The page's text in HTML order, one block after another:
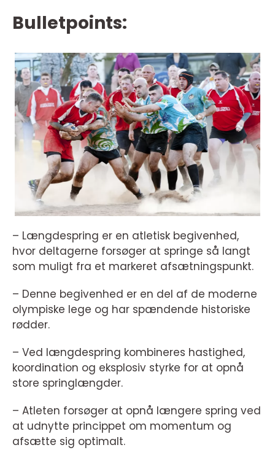
Bulletpoints:
– Længdespring er en atletisk begivenhed,
hvor deltagerne forsøger at springe så langt
som muligt fra et markeret afsætningspunkt.
– Denne begivenhed er en del af de moderne
olympiske lege og har spændende historiske
rødder.
– Ved længdespring kombineres hastighed,
koordination og eksplosiv styrke for at opnå
store springlængder.
– Atleten forsøger at opnå længere spring ved
at udnytte princippet om momentum og
afsætte sig optimalt.